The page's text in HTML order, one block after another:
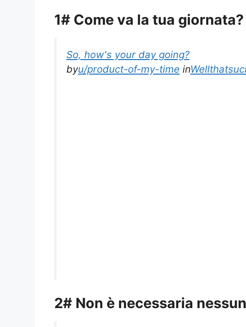
1# Come va la tua giornata?
So, how's your day going?
byu/product-of-my-time in
2# Non è necessaria